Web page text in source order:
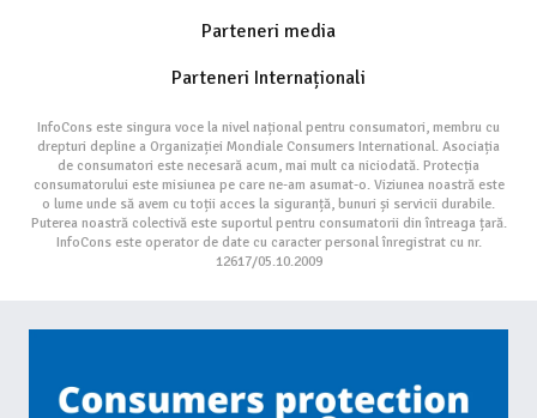
Parteneri media
Parteneri Internaționali
InfoCons este singura voce la nivel național pentru consumatori, membru cu
drepturi depline a Organizației Mondiale Consumers International. Asociația
de consumatori este necesară acum, mai mult ca niciodată. Protecția
consumatorului este misiunea pe care ne-am asumat-o. Viziunea noastră este
o lume unde să avem cu toții acces la siguranță, bunuri și servicii durabile.
Puterea noastră colectivă este suportul pentru consumatorii din întreaga țară.
InfoCons este operator de date cu caracter personal înregistrat cu nr.
12617/05.10.2009